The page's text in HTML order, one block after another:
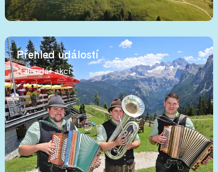
Přehled událostí
Kalendář akcí